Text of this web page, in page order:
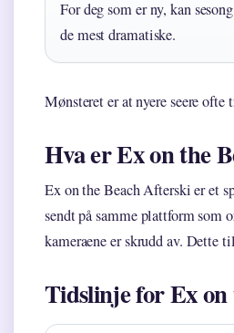
For deg som er ny, kan
de mest dramatiske.
Mønsteret er at nyere seere
Hva er Ex on the
Ex on the Beach Afterski er et
sendt på samme plattform
kameraene er skrudd av. Dette
Tidslinje for Ex on